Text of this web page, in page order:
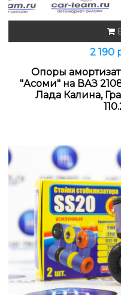
2 190
Опоры
"Асоми" на ВАЗ 2108-
Лада Калина,